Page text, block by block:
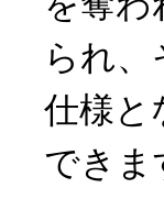
られ
仕様と
できま